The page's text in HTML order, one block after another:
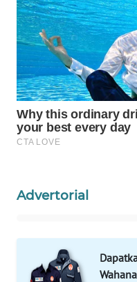
Advertorial
WISATA
LAPAK
WAHANA
Wahana
Network
KONSUMEN
MASYARAKAT
WALINKI
ID